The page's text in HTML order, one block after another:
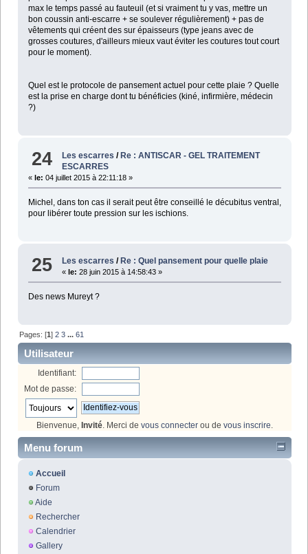
max le temps passé au fauteuil (et si vraiment tu y vas, mettre un
bon coussin anti-escarre + se soulever régulièrement) + pas de
vêtements qui créent des sur épaisseurs (type jeans avec de
grosses coutures, d'ailleurs mieux vaut éviter les coutures tout court
pour le moment).
Quel est le protocole de pansement actuel pour cette plaie ? Quelle
est la prise en charge dont tu bénéficies (kiné, infirmière, médecin
?)
24 Les escarres /Re : ANTISCAR - GEL TRAITEMENT
ESCARRES
« le: 04 juillet 2015 à 22:11:18 »
Michel, dans ton cas il serait peut être conseillé le décubitus ventral,
pour libérer toute pression sur les ischions.
25 Les escarres / Re : Quel pansement pour quelle plaie
«le: 28 juin 2015 à 14:58:43 »
Des news Mureyt ?
Pages: [1]2 3 ...61
Utilisateur
Identifiant:
Mot de passe:
Bienvenue, Invité. Merci de vous connecter ou de vous inscrire.
Menu forum
Accueil
Forum
Aide
Rechercher
Calendrier
Gallery